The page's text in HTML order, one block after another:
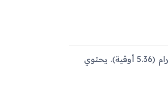
يمتاز الجهاز بأبعاد 132 x 61 x 15 ملم (5.20 x 2.40 x 0.59 بوصة) ويزن 152 جرام (5.36 أوقية). يحتوي